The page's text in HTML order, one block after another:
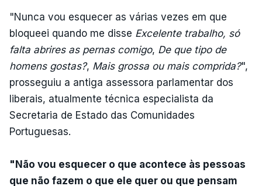
"Nunca vou esquecer as várias vezes em que
bloqueei quando me disse Excelente trabalho, só
falta abrires as pernas comigo, De que tipo de
homens gostas?, Mais grossa ou mais comprida?",
prosseguiu a antiga assessora parlamentar dos
liberais, atualmente técnica especialista da
Secretaria de Estado das Comunidades
Portuguesas.
"Não vou esquecer o que acontece às pessoas
que não fazem o que ele quer ou que pensam